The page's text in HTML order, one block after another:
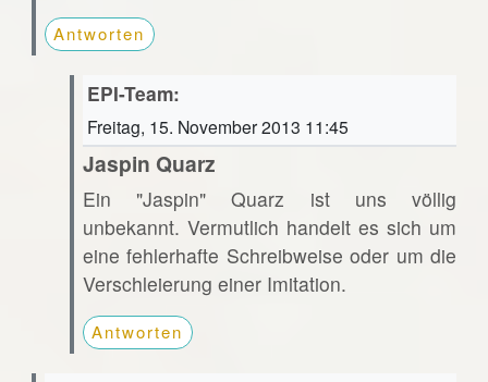
Antworten
EPI-Team:
Freitag, 15. November 2013 11:45
Jaspin Quarz
Ein "Jaspin" Quarz ist uns völlig
unbekannt. Vermutlich handelt es sich um
eine fehlerhafte Schreibweise oder um die
Verschleierung einer Imitation.
Antworten